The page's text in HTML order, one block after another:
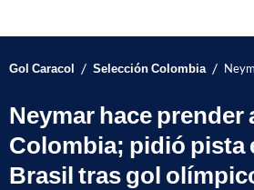
Gol Caracol / Selección Colombia /
Neymar hace prender
Colombia; pidió pista
Brasil tras gol